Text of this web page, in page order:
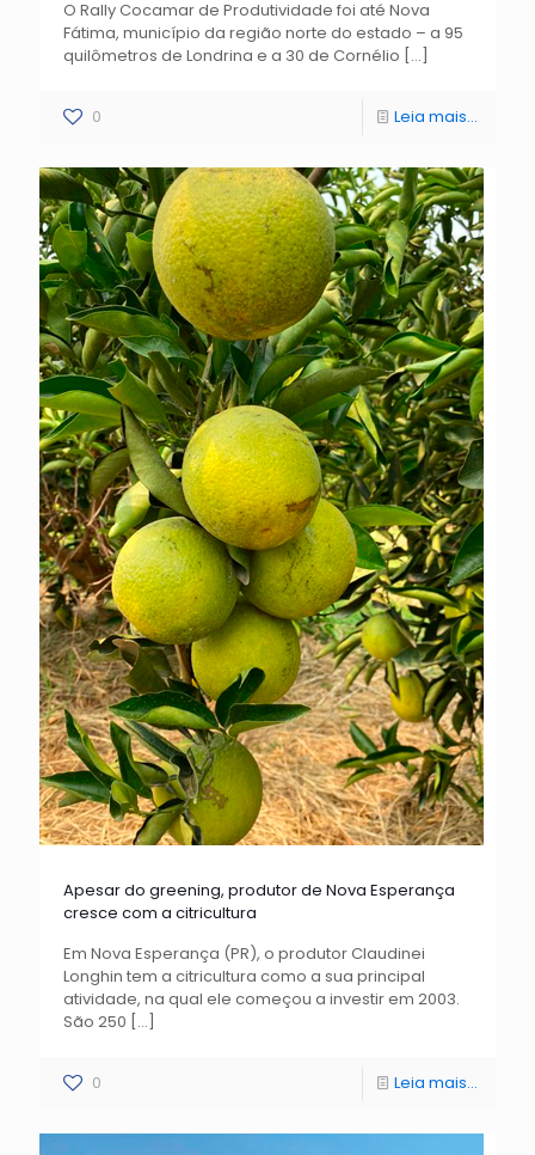
O Rally Cocamar de Produtividade foi até Nova
Fátima, município da região norte do estado – a 95
quilômetros de Londrina e a 30 de Cornélio […]
0 Leia mais...
Apesar do greening, produtor de Nova Esperança
cresce com a citricultura
Em Nova Esperança (PR), o produtor Claudinei
Longhin tem a citricultura como a sua principal
atividade, na qual ele começou a investir em 2003.
São 250 […]
0 Leia mais...